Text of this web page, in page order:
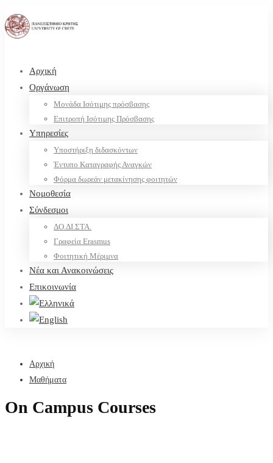
Αρχική
Οργάνωση
Μονάδα Ισότιμης πρόσβασης
Επιτροπή Ισότιμης Πρόσβασης
Υπηρεσίες
Υποστήριξη διδασκόντων
Έντυπο Καταγραφής Αναγκών
Φόρμα δωρεάν μετακίνησης φοιτητών
Νομοθεσία
Σύνδεσμοι
ΔΟ.ΔΙ.ΣΤΑ.
Γραφεία Erasmus
Φοιτητική Μέριμνα
Νέα και Ανακοινώσεις
Επικοινωνία
Αρχική
Μαθήματα
On Campus Courses